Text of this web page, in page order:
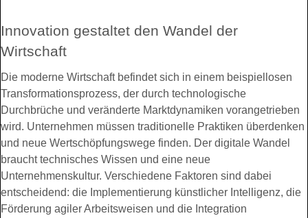
Innovation gestaltet den Wandel der
Wirtschaft
Die moderne Wirtschaft befindet sich in einem beispiellosen
Transformationsprozess, der durch technologische
Durchbrüche und veränderte Marktdynamiken vorangetrieben
wird. Unternehmen müssen traditionelle Praktiken überdenken
und neue Wertschöpfungswege finden. Der digitale Wandel
braucht technisches Wissen und eine neue
Unternehmenskultur. Verschiedene Faktoren sind dabei
entscheidend: die Implementierung künstlicher Intelligenz, die
Förderung agiler Arbeitsweisen und die Integration